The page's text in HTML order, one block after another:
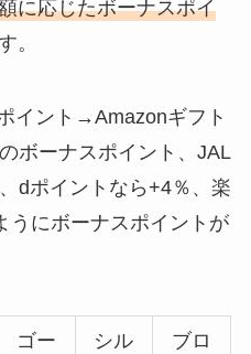
に応じたボーナスポイ
。
イント→Amazonギフト
ボーナスポイント、JAL
dポイントなら+4％、楽
うにボーナスポイントが
ゴー
シル
ブロ